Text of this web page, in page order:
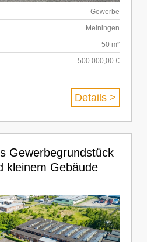
Gewerbe
Meiningen
50 m²
500.000,00 €
Details >
Gewerbegrundstück
kleinem Gebäude